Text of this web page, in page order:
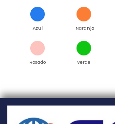
Azul Naranja
Rosado Verde